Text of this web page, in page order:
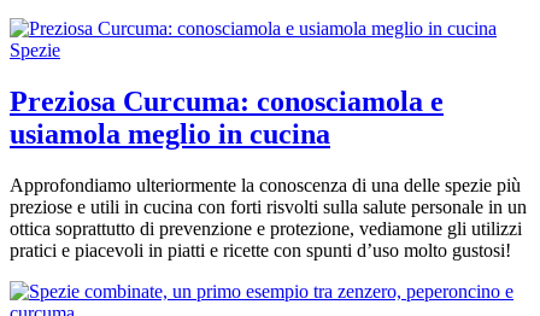
Spezie
Preziosa Curcuma: conosciamola e
usiamola meglio in cucina
Approfondiamo ulteriormente la conoscenza di una delle spezie più
preziose e utili in cucina con forti risvolti sulla salute personale in un
ottica soprattutto di prevenzione e protezione, vediamone gli utilizzi
pratici e piacevoli in piatti e ricette con spunti d’uso molto gustosi!